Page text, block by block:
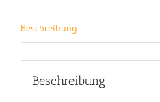
Beschreibung
Beschreibung